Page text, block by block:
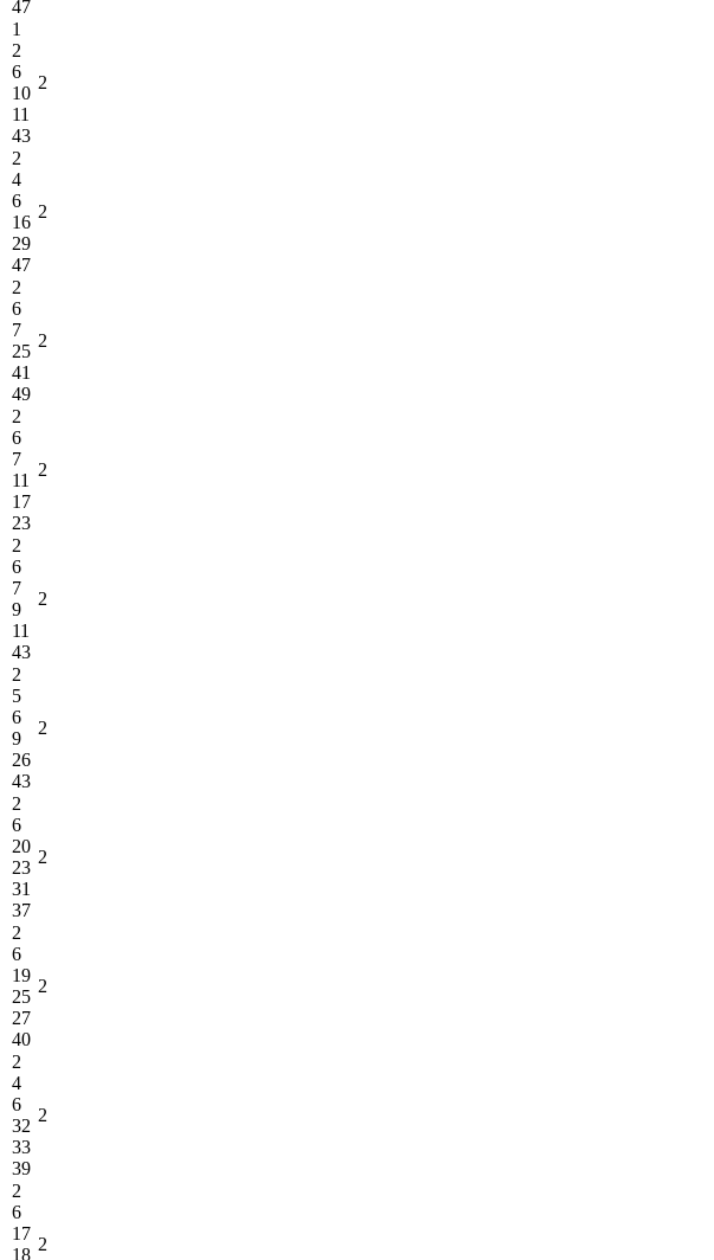
47
1
2
6
10
11
43
2
2
4
6
16
29
47
2
2
6
7
25
41
49
2
2
6
7
11
17
23
2
2
6
7
9
11
43
2
2
5
6
9
26
43
2
2
6
20
23
31
37
2
2
6
19
25
27
40
2
2
4
6
32
33
39
2
2
6
17
18
2